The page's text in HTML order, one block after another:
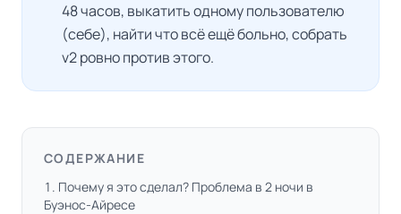
48 часов, выкатить одному пользователю
(себе), найти что всё ещё больно, собрать
v2 ровно против этого.
СОДЕРЖАНИЕ
Почему я это сделал? Проблема в 2 ночи в
Буэнос-Айресе